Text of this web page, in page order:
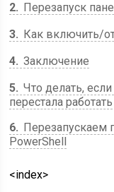
2
Перезапуск
3
Как включить/
4 Заключение
5 Что делать,
перестала работать
6
Перезапускаем
PowerShell
<index>